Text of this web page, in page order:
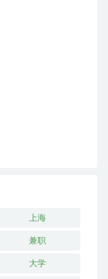
上海
兼职
大学